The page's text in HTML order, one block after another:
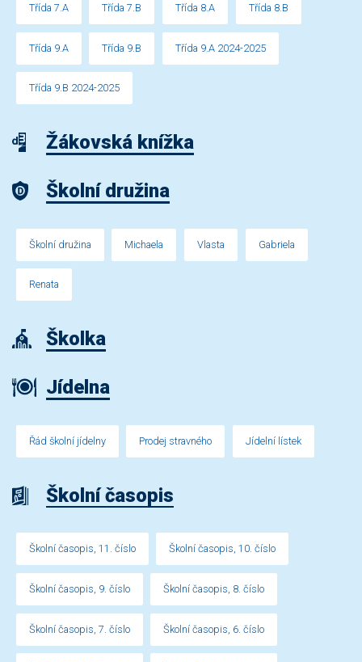
Třída 7.A Třída 7.B Třída 8.A Třída 8.B
Třída 9.A Třída 9.B Třída 9.A 2024-2025
Třída 9.B 2024-2025
Žákovská knížka
Školní družina
Školní družina Michaela Vlasta Gabriela
Renata
Školka
Jídelna
Řád školní jídelny Prodej stravného Jídelní lístek
Školní časopis
Školní časopis, 11. číslo Školní časopis, 10. číslo
Školní časopis, 9. číslo Školní časopis, 8. číslo
Školní časopis, 7. číslo Školní časopis, 6. číslo